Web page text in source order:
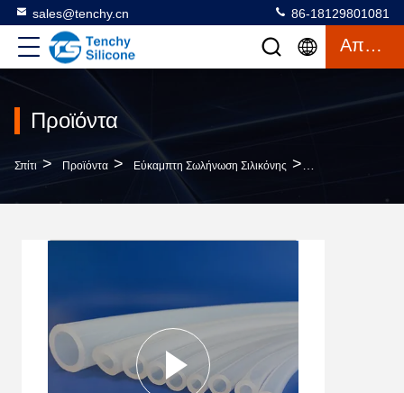
sales@tenchy.cn 86-18129801081
Απόσπασμα
Προϊόντα
Σπίτι > Προϊόντα > Εύκαμπτη Σωλήνωση Σιλικόνης >